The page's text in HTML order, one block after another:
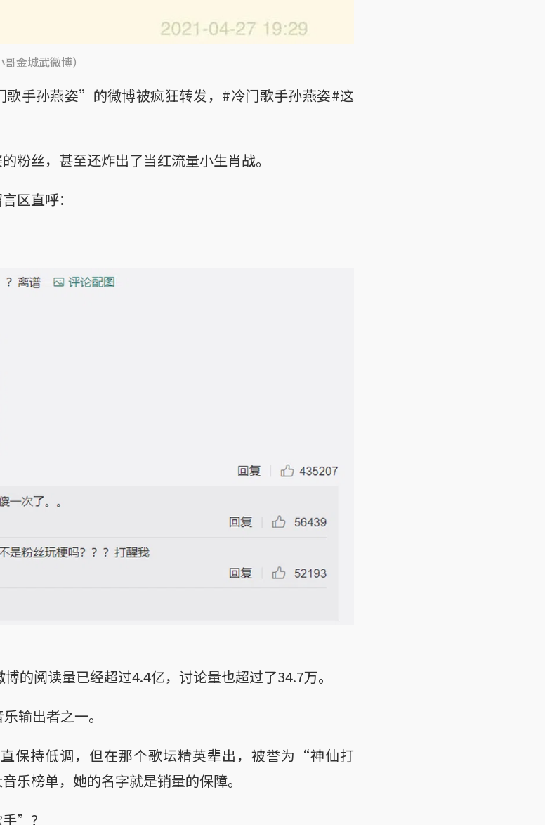
金城武微博）
手孙燕姿”的微博被疯狂转发，#冷门歌手孙燕姿#这
粉丝，甚至还炸出了当红流量小生肖战。
区直呼：
的阅读量已经超过4.4亿，讨论量也超过了34.7万。
输出者之一。
保持低调，但在那个歌坛精英辈出，被誉为“神仙打
乐榜单，她的名字就是销量的保障。
”？